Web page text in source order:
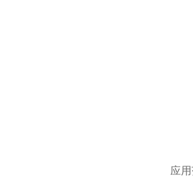
尺寸 规格 应用范